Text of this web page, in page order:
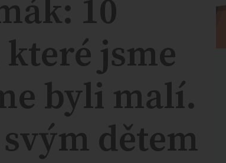
10
jsme
byli malí.
dětem